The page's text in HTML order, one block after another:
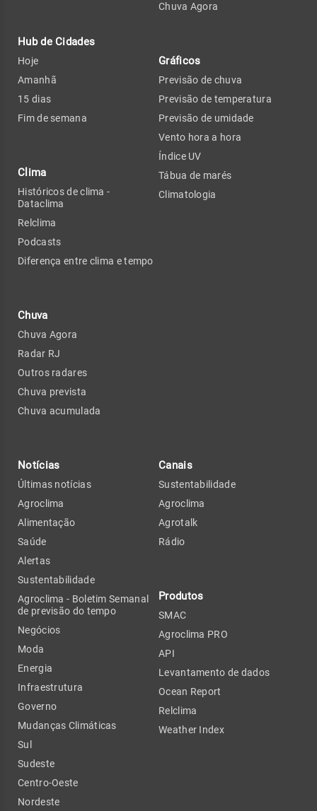
Hub de Cidades
Hoje
Amanhã
15 dias
Fim de semana
Clima
Históricos de clima -
Dataclima
Relclima
Podcasts
Diferença entre clima e tempo
Chuva
Chuva Agora
Radar RJ
Outros radares
Chuva prevista
Chuva acumulada
Chuva Agora
Gráficos
Previsão de chuva
Previsão de temperatura
Previsão de umidade
Vento hora a hora
Índice UV
Tábua de marés
Climatologia
Notícias
Últimas notícias
Agroclima
Alimentação
Saúde
Alertas
Sustentabilidade
Agroclima - Boletim Semanal
de previsão do tempo
Negócios
Moda
Energia
Infraestrutura
Governo
Mudanças Climáticas
Sul
Sudeste
Centro-Oeste
Nordeste
Canais
Sustentabilidade
Agroclima
Agrotalk
Rádio
Produtos
SMAC
Agroclima PRO
API
Levantamento de dados
Ocean Report
Relclima
Weather Index